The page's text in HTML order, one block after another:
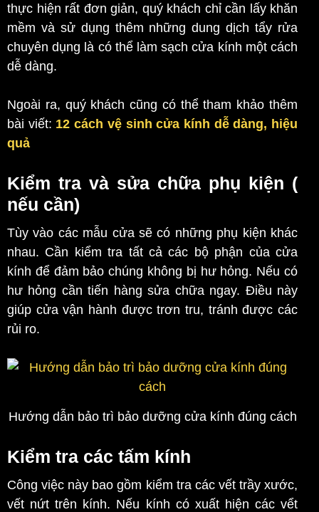
thực hiện rất đơn giản, quý khách chỉ cần lấy khăn
mềm và sử dụng thêm những dung dịch tẩy rửa
chuyên dụng là có thể làm sạch cửa kính một cách
dễ dàng.
Ngoài ra, quý khách cũng có thể tham khảo thêm
bài viết: 12 cách vệ sinh cửa kính dễ dàng, hiệu
quả
Kiểm tra và sửa chữa phụ kiện (
nếu cần)
Tùy vào các mẫu cửa sẽ có những phụ kiện khác
nhau. Cần kiểm tra tất cả các bộ phận của cửa
kính để đảm bảo chúng không bị hư hỏng. Nếu có
hư hỏng cần tiến hàng sửa chữa ngay. Điều này
giúp cửa vận hành được trơn tru, tránh được các
rủi ro.
Hướng dẫn bảo trì bảo dưỡng cửa kính đúng cách
Kiểm tra các tấm kính
Công việc này bao gồm kiểm tra các vết trầy xước,
vết nứt trên kính. Nếu kính có xuất hiện các vểt